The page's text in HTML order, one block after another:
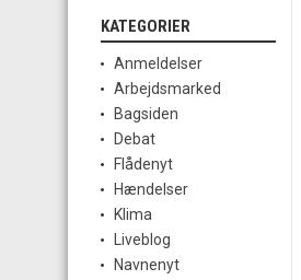
KATEGORIER
Anmeldelser
Arbejdsmarked
Bagsiden
Debat
Flådenyt
Hændelser
Klima
Liveblog
Navnenyt